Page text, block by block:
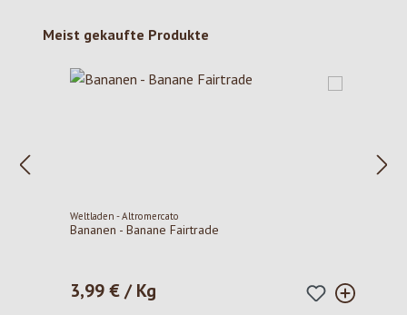
Produktgalerie überspringen
Meist gekaufte Produkte
Weltladen - Altromercato
Bananen - Banane Fairtrade
Regulärer Preis:
3,99 € / Kg